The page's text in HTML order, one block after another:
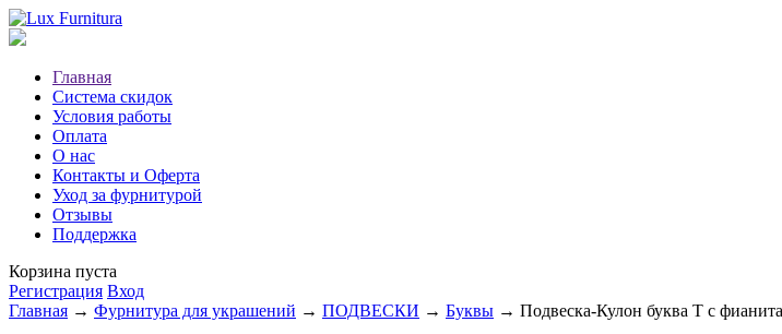
Главная
Система скидок
Условия работы
Оплата
О нас
Контакты и Оферта
Уход за фурнитурой
Отзывы
Поддержка
Корзина пуста
Регистрация Вход
Главная → Фурнитура для украшений → ПОДВЕСКИ → Буквы → Подвеска-Кулон буква T с